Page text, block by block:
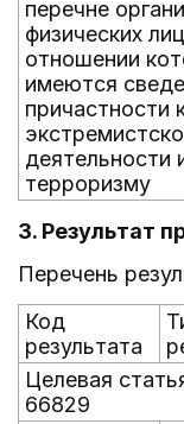
перечне
физических
отношении
имеются
причастности
деятельности
терроризму
3. Результат
Перечень
Код
результата
Целевая
66829